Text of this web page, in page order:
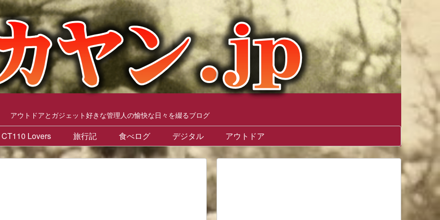
アウトドアとガジェット好きな管理人の愉快な日々を綴るブログ
CT110 Lovers 旅行記 食べログ デジタル アウトドア